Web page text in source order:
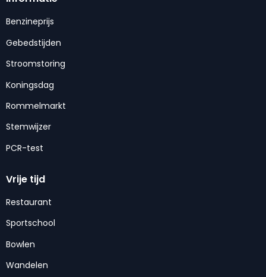
Benzineprijs
Gebedstijden
Stroomstoring
Koningsdag
Rommelmarkt
Stemwijzer
PCR-test
Vrije tijd
Restaurant
Sportschool
Bowlen
Wandelen